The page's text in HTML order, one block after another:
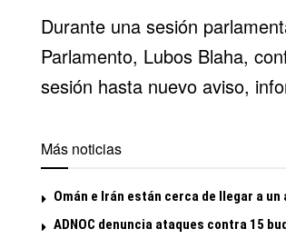
Durante una sesión
Parlamento, Lubos Blaha,
sesión hasta nuevo aviso,
Más noticias
Omán e Irán están cerca de llegar a
ADNOC denuncia ataques contra 15